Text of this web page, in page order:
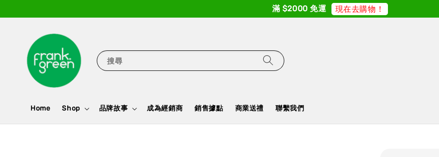
滿 $2000 免運 現在去購物！
搜尋
Home Shop 品牌故事 成為經銷商 銷售據點 商業送禮 聯繫我們